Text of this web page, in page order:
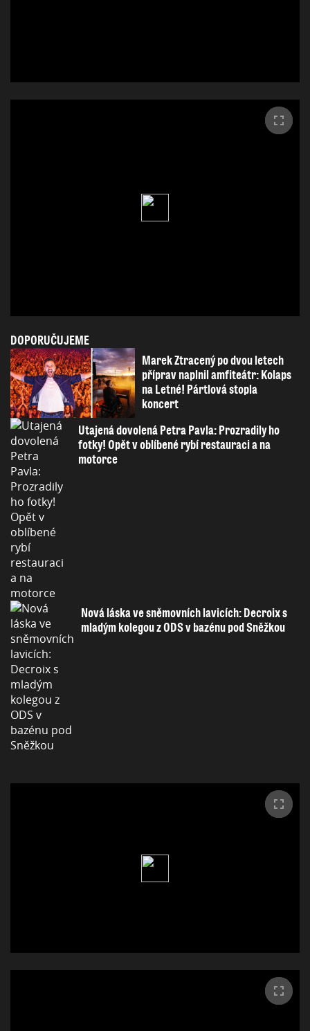
DOPORUČUJEME
Marek Ztracený po dvou letech
příprav naplnil amfiteátr: Kolaps
na Letné! Pártlová stopla
koncert
Utajená dovolená Petra Pavla: Prozradily ho
fotky! Opět v oblíbené rybí restauraci a na
motorce
Nová láska ve sněmovních lavicích: Decroix s
mladým kolegou z ODS v bazénu pod Sněžkou